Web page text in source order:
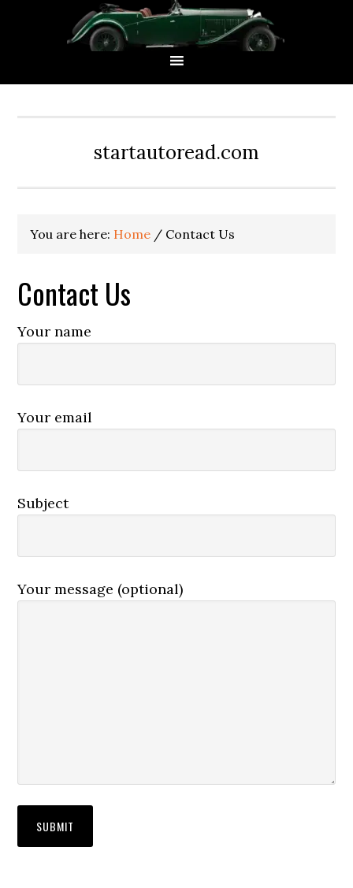
startautoread.com
You are here: Home / Contact Us
Contact Us
Your name
Your email
Subject
Your message (optional)